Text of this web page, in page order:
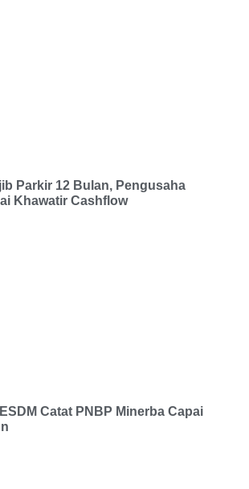
Parkir 12 Bulan, Pengusaha
Khawatir Cashflow
Catat PNBP Minerba Capai